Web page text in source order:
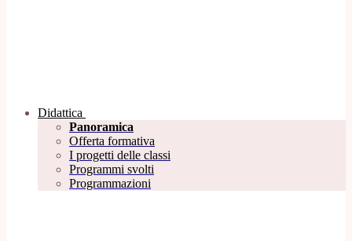
Didattica
Panoramica
Offerta formativa
I progetti delle classi
Programmi svolti
Programmazioni